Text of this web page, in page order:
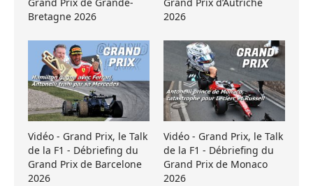
Bretagne 2026
2026
Vidéo - Grand Prix, le Talk
de la F1 - Débriefing du
Grand Prix de Barcelone
2026
Vidéo - Grand Prix, le Talk
de la F1 - Débriefing du
Grand Prix de Monaco
2026